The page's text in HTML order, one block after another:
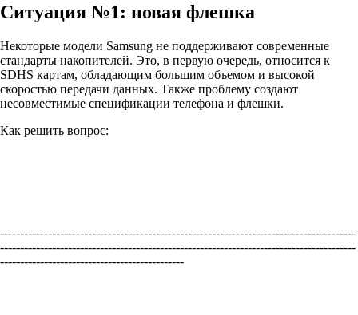
Ситуация №1: новая флешка
Некоторые модели Samsung не поддерживают современные
стандарты накопителей. Это, в первую очередь, относится к
SDHS картам, обладающим большим объемом и высокой
скоростью передачи данных. Также проблему создают
несовместимые спецификации телефона и флешки.
Как решить вопрос:
-----------------------------------------------------------------------------------------
-----------------------------------------------------------------------------------------
----------------------------------------------